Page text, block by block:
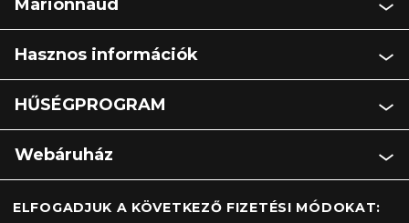
Marionnaud
Hasznos információk
HŰSÉGPROGRAM
Webáruház
ELFOGADJUK A KÖVETKEZŐ FIZETÉSI MÓDOKAT: